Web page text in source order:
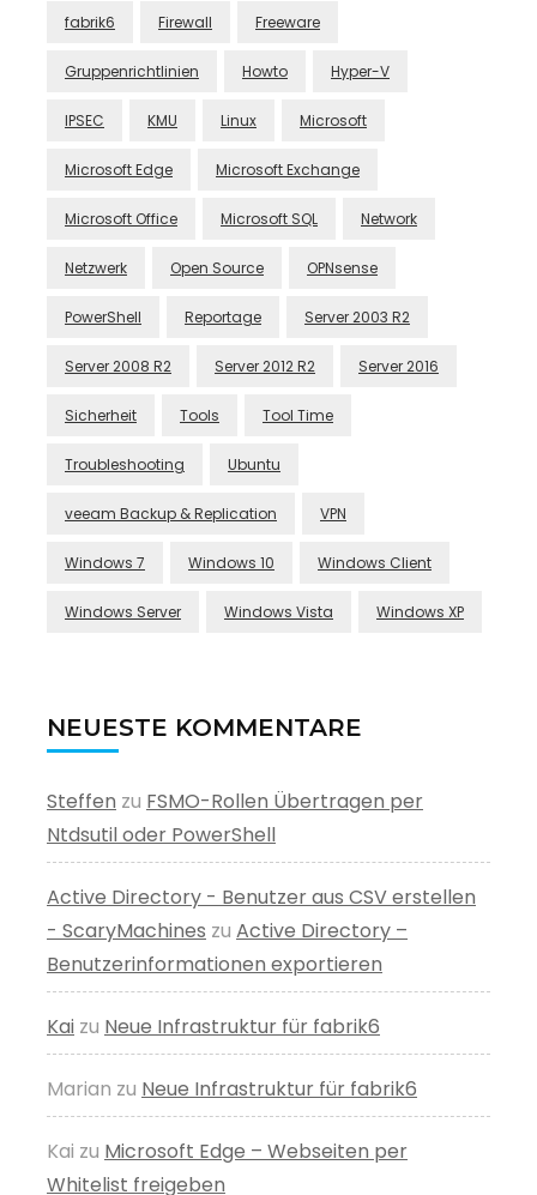
fabrik6 Firewall Freeware
Gruppenrichtlinien Howto Hyper-V
IPSEC KMU Linux Microsoft
Microsoft Edge Microsoft Exchange
Microsoft Office Microsoft SQL Network
Netzwerk Open Source OPNsense
PowerShell Reportage Server 2003 R2
Server 2008 R2 Server 2012 R2 Server 2016
Sicherheit Tools Tool Time
Troubleshooting Ubuntu
veeam Backup & Replication VPN
Windows 7 Windows 10 Windows Client
Windows Server Windows Vista Windows XP
NEUESTE KOMMENTARE
Steffen zu FSMO-Rollen Übertragen per
Ntdsutil oder PowerShell
Active Directory - Benutzer aus CSV erstellen
- ScaryMachines zu Active Directory –
Benutzerinformationen exportieren
Kai zu Neue Infrastruktur für fabrik6
Marian zu Neue Infrastruktur für fabrik6
Kai zu Microsoft Edge – Webseiten per
Whitelist freigeben